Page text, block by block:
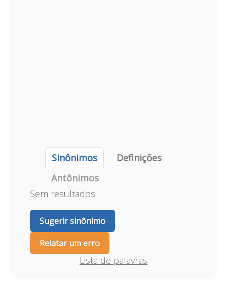
Sinônimos
Definições
Antônimos
Sem resultados
Sugerir sinônimo
Relatar um erro
Lista de palavras